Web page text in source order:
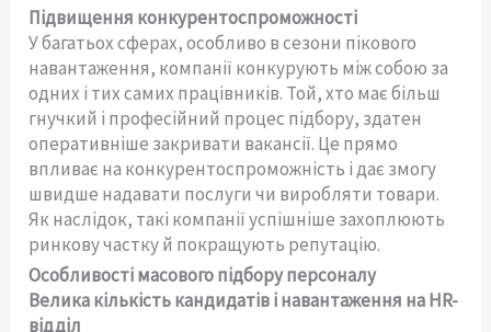
Підвищення конкурентоспроможності
У багатьох сферах, особливо в сезони пікового
навантаження, компанії конкурують між собою за
одних і тих самих працівників. Той, хто має більш
гнучкий і професійний процес підбору, здатен
оперативніше закривати вакансії. Це прямо
впливає на конкурентоспроможність і дає змогу
швидше надавати послуги чи виробляти товари.
Як наслідок, такі компанії успішніше захоплюють
ринкову частку й покращують репутацію.
Особливості масового підбору персоналу
Велика кількість кандидатів і навантаження на HR-
відділ